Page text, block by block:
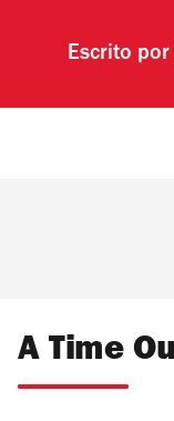
Escrito por
A Time